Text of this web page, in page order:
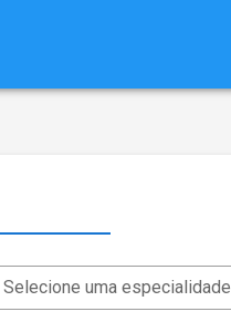
Selecione uma especialidade